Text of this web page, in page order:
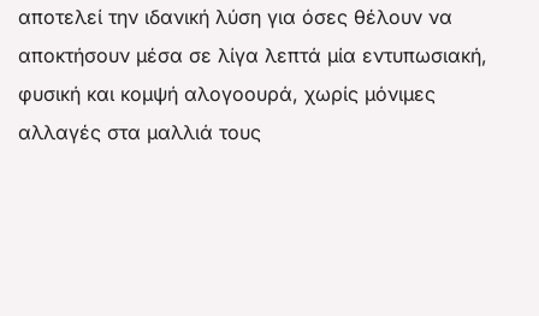
αποτελεί την ιδανική λύση για όσες θέλουν να
αποκτήσουν μέσα σε λίγα λεπτά μία εντυπωσιακή,
φυσική και κομψή αλογοουρά, χωρίς μόνιμες
αλλαγές στα μαλλιά τους